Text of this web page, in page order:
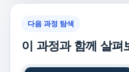
다음 과정 탐색
이 과정과 함께 살펴